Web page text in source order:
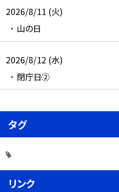
2026/8/11 (火)
山の日
2026/8/12 (水)
閉庁日②
タグ
リンク